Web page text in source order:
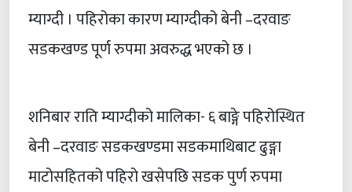
म्याग्दी । पहिरोका कारण म्याग्दीको बेनी –दरवाङ
सडकखण्ड पूर्ण रुपमा अवरुद्ध भएको छ ।
शनिबार राति म्याग्दीको मालिका- ६ बाङ्गे पहिरोस्थित
बेनी –दरवाङ सडकखण्डमा सडकमाथिबाट ढुङ्गा
माटोसहितको पहिरो खसेपछि सडक पुर्ण रुपमा